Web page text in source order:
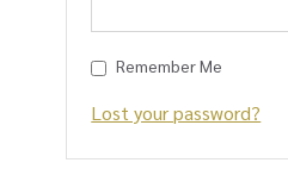
Remember Me
Lost your password?